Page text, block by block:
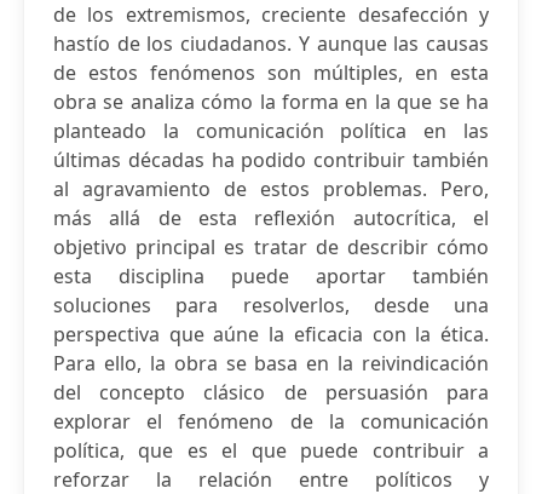
de los extremismos, creciente desafección y
hastío de los ciudadanos. Y aunque las causas
de estos fenómenos son múltiples, en esta
obra se analiza cómo la forma en la que se ha
planteado la comunicación política en las
últimas décadas ha podido contribuir también
al agravamiento de estos problemas. Pero,
más allá de esta reflexión autocrítica, el
objetivo principal es tratar de describir cómo
esta disciplina puede aportar también
soluciones para resolverlos, desde una
perspectiva que aúne la eficacia con la ética.
Para ello, la obra se basa en la reivindicación
del concepto clásico de persuasión para
explorar el fenómeno de la comunicación
política, que es el que puede contribuir a
reforzar la relación entre políticos y